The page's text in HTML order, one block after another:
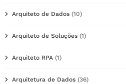
Arquiteto de Dados (10)
Arquiteto de Soluções (1)
Arquiteto RPA (1)
Arquitetura de Dados (36)